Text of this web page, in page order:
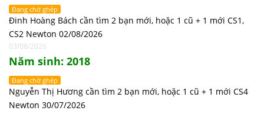
Đang chờ ghép
Đinh Hoàng Bách cần tìm 2 bạn mới, hoặc 1 cũ + 1 mới CS1,
CS2 Newton 02/08/2026
03/08/2026
Năm sinh: 2018
Đang chờ ghép
Nguyễn Thị Hương cần tìm 2 bạn mới, hoặc 1 cũ + 1 mới CS4
Newton 30/07/2026